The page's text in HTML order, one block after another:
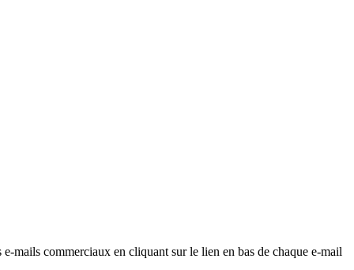
mails commerciaux en cliquant sur le lien en bas de chaque e-mail